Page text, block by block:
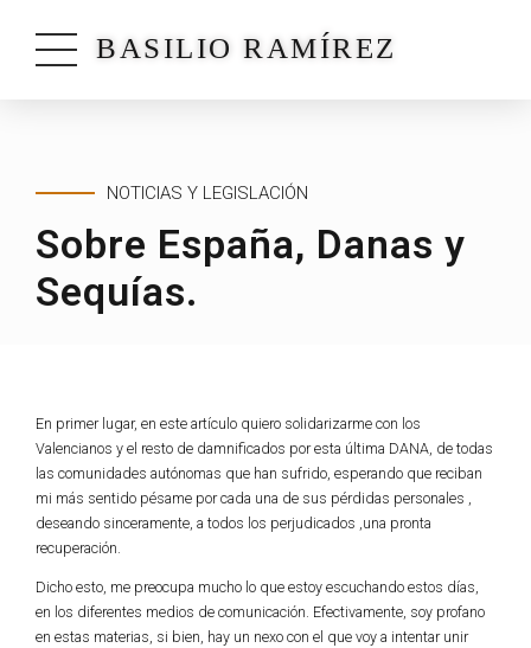
BASILIO RAMÍREZ
NOTICIAS Y LEGISLACIÓN
Sobre España, Danas y
Sequías.
En primer lugar, en este artículo quiero solidarizarme con los
Valencianos y el resto de damnificados por esta última DANA, de todas
las comunidades autónomas que han sufrido, esperando que reciban
mi más sentido pésame por cada una de sus pérdidas personales ,
deseando sinceramente, a todos los perjudicados ,una pronta
recuperación.
Dicho esto, me preocupa mucho lo que estoy escuchando estos días,
en los diferentes medios de comunicación. Efectivamente, soy profano
en estas materias, si bien, hay un nexo con el que voy a intentar unir